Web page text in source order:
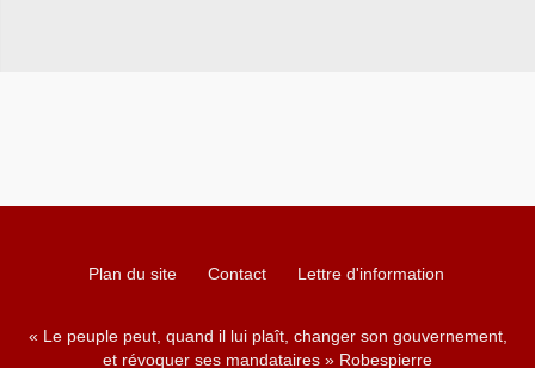
Plan du site Contact Lettre d'information
« Le peuple peut, quand il lui plaît, changer son gouvernement,
et révoquer ses mandataires » Robespierre